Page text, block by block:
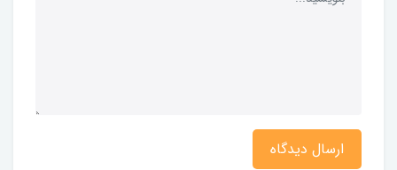
ارسال دیدگاه